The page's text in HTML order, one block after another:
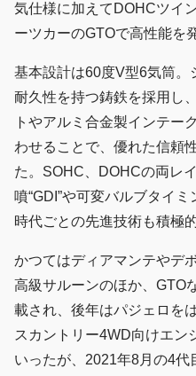
気仕様に加えてDOHCツイ
ーツカーのGTOで高性能を
基本設計は60度V型6気筒。
耐久性を持つ鋳鉄を採用し
トやアルミ合金製インテー
わせることで、優れた信頼
た。SOHC、DOHCの両レ
噴“GDI”や可変バルブタイ
時代ごとの先進技術も積極
かつてはディアマンテやデ
高級サルーンのほか、GTO
載され、後年はパジェロを
スカントリー4WD向けエン
いったが、2021年8月の4